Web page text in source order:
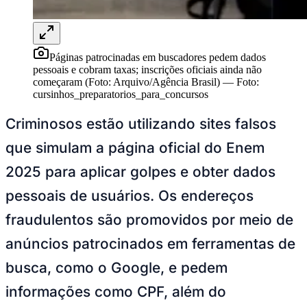
Goiás